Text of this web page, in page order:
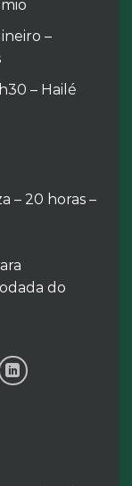
–
– Hailé
– 20 horas –
do